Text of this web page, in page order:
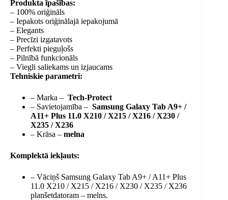
Produkta īpašības:
– 100% oriģināls
– Iepakots oriģinālajā iepakojumā
– Elegants
– Precīzi izgatavots
– Perfekti pieguļošs
– Pilnībā funkcionāls
– Viegli saliekams un izjaucams
Tehniskie parametri:
– Marka – Tech-Protect
– Savietojamība – Samsung Galaxy Tab A9+ /
A11+ Plus 11.0 X210 / X215 / X216 / X230 /
X235 / X236
– Krāsa – melna
Komplektā iekļauts:
– Vāciņš Samsung Galaxy Tab A9+ / A11+ Plus
11.0 X210 / X215 / X216 / X230 / X235 / X236
planšetdatoram – melns.